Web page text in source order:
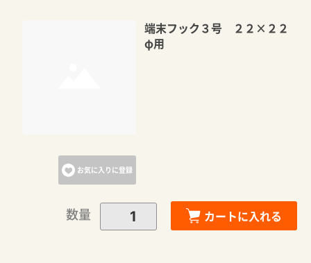
お気に入りに登録
端末フック３号 ２２×２２
φ用
数量 カートに入れる